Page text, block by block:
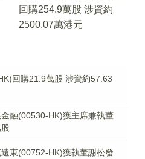
回購254.9萬股 涉資約
2500.07萬港元
回購21.9萬股 涉資約57.63
金融(00530-HK)獲主席兼執董
遠東(00752-HK)獲執董謝松發